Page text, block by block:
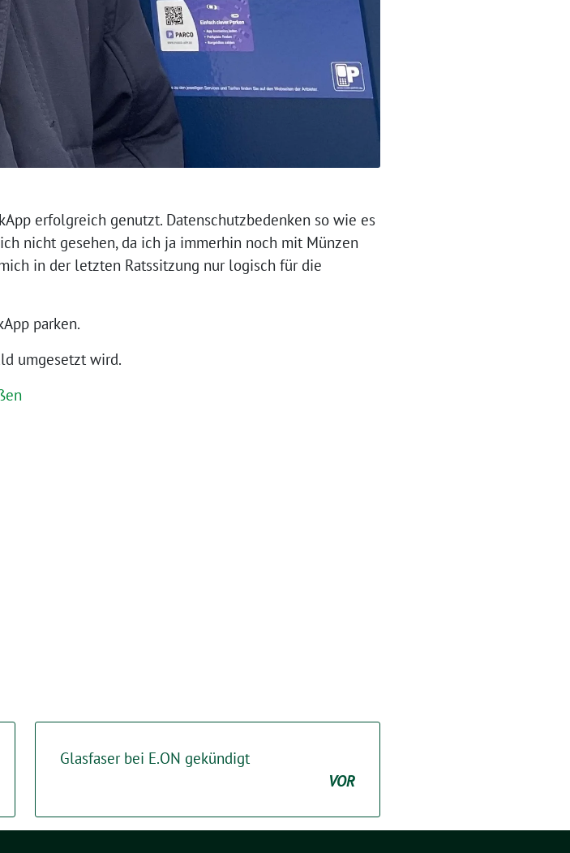
erfolgreich genutzt. Datenschutzbedenken so wie es
nicht gesehen, da ich ja immerhin noch mit Münzen
in der letzten Ratssitzung nur logisch für die
parken.
umgesetzt wird.
Glasfaser bei E.ON gekündigt
VOR